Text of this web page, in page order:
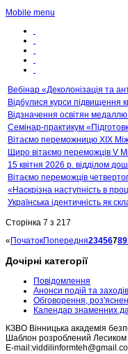
Mobile menu
Вебінар «Деколонізація та
Відбулися курси підвищення
Відзначення освітян
Семінар-практикум
Вітаємо переможницю XIX
Щиро вітаємо переможців V
15 квітня 2026 р. відділом
Вітаємо переможців
«Наскрізна наступність в
Українська ідентичність як
Сторінка 7 з 217
« ПочатокПопередня23456789
Дочірні категорії
Повідомлення
Анонси подій та заходів
Обговорення,
Календар знаменних
КЗВО Вінницька академія
Шаблон розроблений
E-